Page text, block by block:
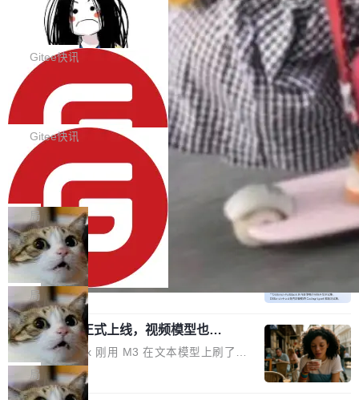
代码评审及自动化运维的全面落地夯实了“一体
化”的基座。 新版本将为用户带来更好的使用体
验和更高的工作效率，感谢大家一直以来的支持
和反馈，我们将继续努力提供更优秀的产品和服
务！ 新增功能点 DevOps： 采用自研代码托管
平台，支持一站式安装，提供从代码提交到交付
的...
器。HTTP 引擎是一个独立插件。你选一个，或
者选两个，不同环境之间切换，一行应用代码都
不用改。 下面快速过一下 10 种 HTTP 服务器
选项，各自适合什么场景，以及怎么切换。 一行
依赖替换 在 Solon 里换 HTTP 服务器就是改 po
m.xml 里一个依赖，别的什么都不用动。 <depe
factId>solon-web</artifac...
BootstrapBlazor v10.9.0 已经发布，B
ootstrap 样式的 Blazor UI 组件库
BootstrapBlazor v10.9.0 已经发布，Bootstrap
样式的 Blazor UI 组件库 此版本更新内容包括：
Release 2026-07-31 V10.9.0 Fixes fix(MultiFi
lter): 增加暗黑主题支持 by @ArgoZhang in htt
ps://github.com/dotnetcore/BootstrapBlazor/p
ull/8239 fix(Camera): 增加 exact 显式设置设备
id by @kkxkx in https://github.com/dotnetcor
e/BootstrapBlazor/pull/825...
Gitee快讯
SolonCode v2026.8.2 已经发布，终端
智能体
SolonCode v2026.8.2 已经发布，终端智能体
此版本更新内容包括： 优化 soloncode run 模
式（参考 run-headless-mode.md） 添加 solon
code web 国际化多语言支持 添加 soloncode w
eb 消息列表消息导航支持 修复 soloncode web
文件详情初次显示时语法高亮失效的问题 修复 s
oloncode web 审查详情文件名中文乱码的问题
细节优化 详情查看：https://gitee.com/opensol
on/soloncode/releases/v2026.8.2
Gitee快讯
OpenAI 宣布 GPT-5.6 Luna 价格下降
80%
OpenAI 宣布 GPT-5.6 Luna 价格下降 80%。输
入从每百万 token 1 美元砍到 0.2 美元，输出从
6 美元砍到 1.2 美元。GPT-5.6 Terra 降 20%。
旗舰 Sol 没降，但加了一个 Fast 模式——2.5
倍速度，2 倍价格，智商不变。 降价的理由不是
市场竞争，不是清库存，是 Sol 自己把自己优化
了。 这事分两步。第一步，OpenAI 把 GPT-5.6
Sol 部署上线。第二步，让 Sol 通过 Codex 自
己去优化自己的推理基础设施。Sol 学了 Triton
和 Gluon 两种 GPU 编程语言，重写了生产环境
的 GPU 内核，找出了哪...
局
DeepSeek-V4-Flash 官方 API 现已正
式上线公测
DeepSeek V4 Flash 正式版今天上线了。模型
结构和参数规模没变，还是 MoE 284B、激活 1
3B、100 万 token 上下文——只重新做了后训
练。但改完之后，Agent 能力直接把自家 4 月发
的 Pro Preview 给干了。 九项 Agent 基准测试
全部反超。Terminal Bench 2.1 从 61.8 涨到 8
2.7，DeepSWE 从 7.3 涨到 54.4，DSBench-F
局
MiniMax H3 正式上线，视频模型也开
始玩全模态了
上个月 MiniMax 刚用 M3 在文本模型上刷了一
波存在感，今天 H3 来了——一款全模态生成模
型，而且承诺几天内开源权重。 先看能力边界。
局